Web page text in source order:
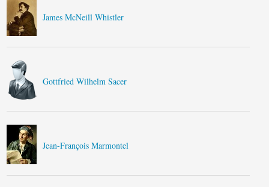
James McNeill Whistler
Gottfried Wilhelm Sacer
Jean-François Marmontel